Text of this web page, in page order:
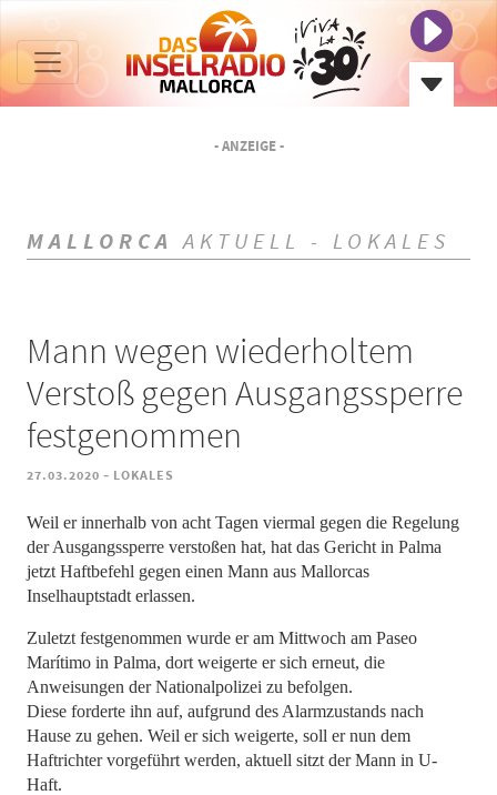
- ANZEIGE -
MALLORCA AKTUELL - LOKALES
Mann wegen wiederholtem
Verstoß gegen Ausgangssperre
festgenommen
27.03.2020 - LOKALES
Weil er innerhalb von acht Tagen viermal gegen die Regelung
der Ausgangssperre verstoßen hat, hat das Gericht in Palma
jetzt Haftbefehl gegen einen Mann aus Mallorcas
Inselhauptstadt erlassen.
Zuletzt festgenommen wurde er am Mittwoch am Paseo
Marítimo in Palma, dort weigerte er sich erneut, die
Anweisungen der Nationalpolizei zu befolgen.
Diese forderte ihn auf, aufgrund des Alarmzustands nach
Hause zu gehen. Weil er sich weigerte, soll er nun dem
Haftrichter vorgeführt werden, aktuell sitzt der Mann in U-
Haft.